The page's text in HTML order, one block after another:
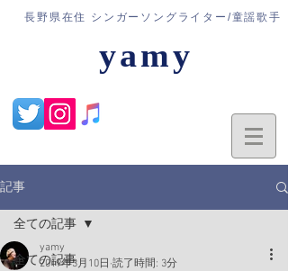
​長野県在住 シンガーソングライター/童謡歌手
yamy
記事
全ての記事
全ての記事
yamy
2019年3月10日 読了時間: 3分